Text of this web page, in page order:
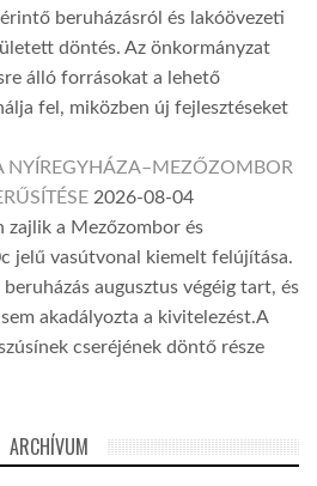
beruházásról és lakóövezeti
döntés. Az önkormányzat
álló forrásokat a lehető
fel, miközben új fejlesztéseket
NYÍREGYHÁZA–MEZŐZOMBOR
2026-08-04
zajlik a Mezőzombor és
jelű vasútvonal kiemelt felújítása.
augusztus végéig tart, és
akadályozta a kivitelezést.A
cseréjének döntő része
ARCHÍVUM